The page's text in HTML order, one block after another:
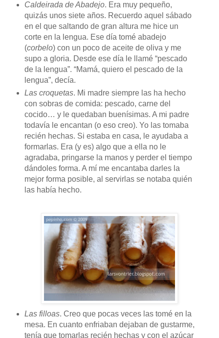
Caldeirada de Abadejo. Era muy pequeño,
quizás unos siete años. Recuerdo aquel sábado
en el que saltando de gran altura me hice un
corte en la lengua. Ese día tomé abadejo
(corbelo) con un poco de aceite de oliva y me
supo a gloria. Desde ese día le llamé “pescado
de la lengua”. “Mamá, quiero el pescado de la
lengua”, decía.
Las croquetas. Mi madre siempre las ha hecho
con sobras de comida: pescado, carne del
cocido… y le quedaban buenísimas. A mi padre
todavía le encantan (o eso creo). Yo las tomaba
recién hechas. Si estaba en casa, le ayudaba a
formarlas. Era (y es) algo que a ella no le
agradaba, pringarse la manos y perder el tiempo
dándoles forma. A mí me encantaba darles la
mejor forma posible, al servirlas se notaba quién
las había hecho.
Las filloas. Creo que pocas veces las tomé en la
mesa. En cuanto enfriaban dejaban de gustarme,
tenía que tomarlas recién hechas y con el azúcar